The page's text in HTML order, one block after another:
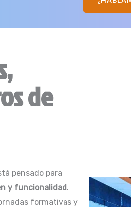
de
pensado para
y funcionalidad.
formativas y